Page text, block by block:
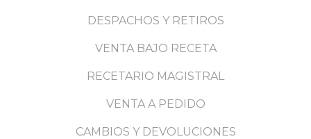
DESPACHOS Y RETIROS
VENTA BAJO RECETA
RECETARIO MAGISTRAL
VENTA A PEDIDO
CAMBIOS Y DEVOLUCIONES